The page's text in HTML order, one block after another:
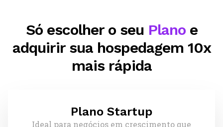
Só escolher o seu Planoe
adquirir sua hospedagem 10x
mais rápida
Plano Startup
Ideal para negócios em crescimento que